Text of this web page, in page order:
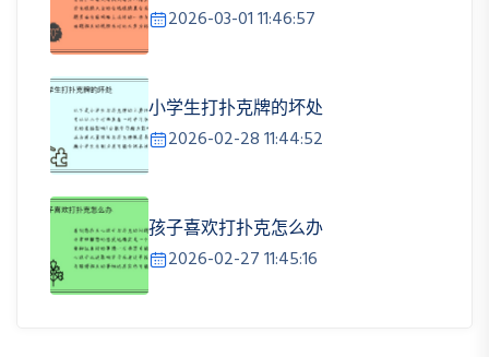
2026-03-01 11:46:57
小学生打扑克牌的坏处
2026-02-28 11:44:52
孩子喜欢打扑克怎么办
2026-02-27 11:45:16